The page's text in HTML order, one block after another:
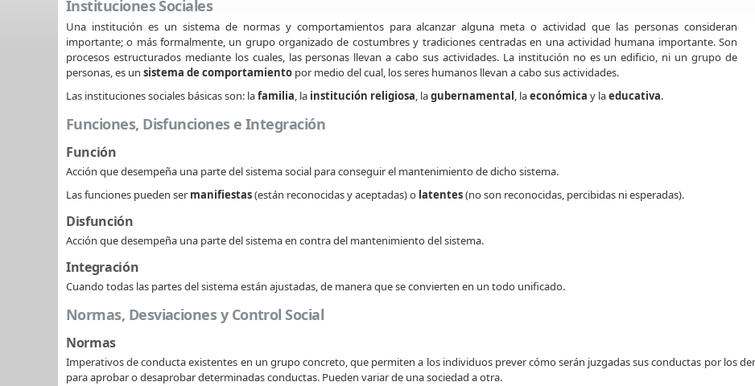
Instituciones Sociales
Una institución es un sistema de normas y comportamientos para alcanzar alguna meta o actividad que las personas consideran
importante; o más formalmente, un grupo organizado de costumbres y tradiciones centradas en una actividad humana importante. Son
procesos estructurados mediante los cuales, las personas llevan a cabo sus actividades. La institución no es un edificio, ni un grupo de
personas, es un sistema de comportamiento por medio del cual, los seres humanos llevan a cabo sus actividades.
Las instituciones sociales básicas son: lafamilia , la institución religiosa , lagubernamental , laeconómica y laeducativa.
Funciones, Disfunciones e Integración
Función
Acción que desempeña una parte del sistema social para conseguir el mantenimiento de dicho sistema.
Las funciones pueden ser manifiestas(están reconocidas y aceptadas) o latentes(no son reconocidas, percibidas ni esperadas).
Disfunción
Acción que desempeña una parte del sistema en contra del mantenimiento del sistema.
Integración
Cuando todas las partes del sistema están ajustadas, de manera que se convierten en un todo unificado.
Normas, Desviaciones y Control Social
Normas
Imperativos de conducta existentes en un grupo concreto, que permiten a los individuos prever cómo serán juzgadas sus conductas por los
para aprobar o desaprobar determinadas conductas. Pueden variar de una sociedad a otra.